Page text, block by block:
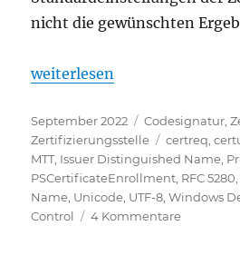
nicht die gewünschten
„Zeichenkodierung im
weiterlesen
Veröffentlicht
am
September 2022 Kategorien
Codesignatur ,
Zertifizierungsstelle
certreq ,
MTT, Issuer Distinguished Name
PSCertificateEnrollment RFC 5280
Name Unicode UTF-8 ,Windows
Control
4 Kommentarezu